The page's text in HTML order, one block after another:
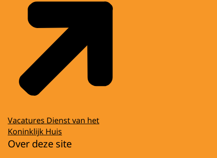
Vacatures Dienst van het
Koninklijk Huis
Over deze site